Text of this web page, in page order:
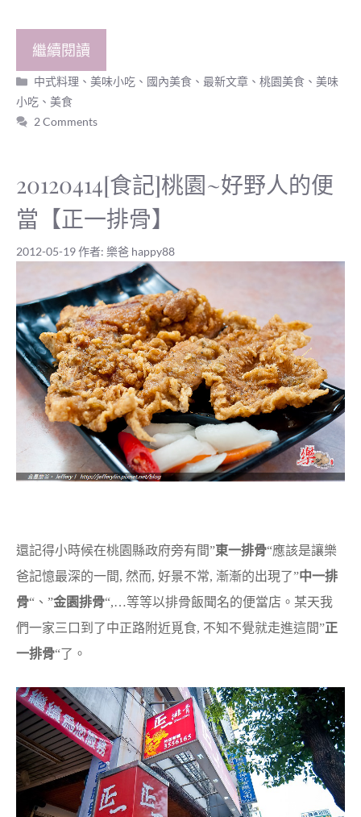
繼續閱讀
分
類
中式料理、美味小吃 、 國內美食 、最新文章 、桃園美食 、美味
小吃 、 美食
2 Comments
20120414[食記]桃園~好野人的便
當【正一排骨】
2012-05-19作者: 樂爸 happy88
還記得小時候在桃園縣政府旁有間”東一排骨“應該是讓樂
爸記憶最深的一間, 然而, 好景不常, 漸漸的出現了”中一排
骨“、”金園排骨“,…等等以排骨飯聞名的便當店。某天我
們一家三口到了中正路附近覓食, 不知不覺就走進這間”正
一排骨“了。